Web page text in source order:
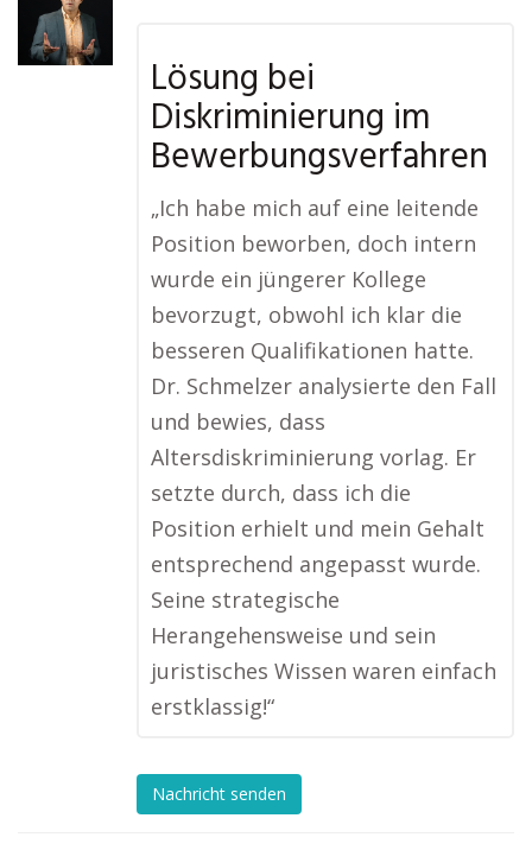
Lösung bei
Diskriminierung im
Bewerbungsverfahren
„Ich habe mich auf eine leitende
Position beworben, doch intern
wurde ein jüngerer Kollege
bevorzugt, obwohl ich klar die
besseren Qualifikationen hatte.
Dr. Schmelzer analysierte den Fall
und bewies, dass
Altersdiskriminierung vorlag. Er
setzte durch, dass ich die
Position erhielt und mein Gehalt
entsprechend angepasst wurde.
Seine strategische
Herangehensweise und sein
juristisches Wissen waren einfach
erstklassig!“
Nachricht senden